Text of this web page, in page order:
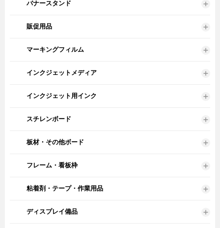
バナースタンド
販促用品
マーキングフィルム
インクジェットメディア
インクジェット用インク
スチレンボード
板材・その他ボード
フレーム・看板枠
粘着剤・テープ・作業用品
ディスプレイ備品